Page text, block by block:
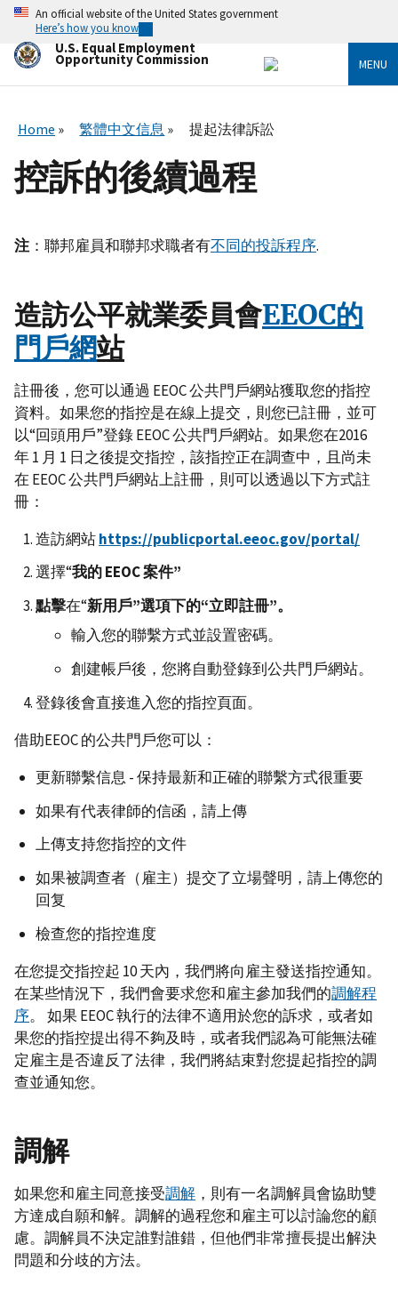
Skip
main
content
An official website of the United States government
Here’s how you know
U.S. Equal Employment
Opportunity Commission MENU
Home 繁體中文信息 提起法律訴訟
控訴的後續過程
注 ：聯邦雇員和聯邦求職者有不同的投訴程序.
造訪公平就業委員會EEOC的
門戶網站
註冊後，您可以通過 EEOC 公共門戶網站獲取您的指控
資料。如果您的指控是在線上提交，則您已註冊，並可
以“回頭用戶”登錄 EEOC 公共門戶網站。如果您在2016
年 1 月 1 日之後提交指控，該指控正在調查中，且尚未
在 EEOC 公共門戶網站上註冊，則可以透過以下方式註
冊：
造訪網站https://publicportal.eeoc.gov/portal/
選擇“我的EEOC案件”
點擊在“新用戶”選項下的“立即註冊”。
輸入您的聯繫方式並設置密碼。
創建帳戶後，您將自動登錄到公共門戶網站。
登錄後會直接進入您的指控頁面。
借助EEOC 的公共門戶您可以：
更新聯繫信息 - 保持最新和正確的聯繫方式很重要
如果有代表律師的信函，請上傳
上傳支持您指控的文件
如果被調查者（雇主）提交了立場聲明，請上傳您的
回复
檢查您的指控進度
在您提交指控起 10 天內，我們將向雇主發送指控通知。
在某些情況下，我們會要求您和雇主參加我們的調解程
序。 如果 EEOC 執行的法律不適用於您的訴求，或者如
果您的指控提出得不夠及時，或者我們認為可能無法確
定雇主是否違反了法律，我們將結束對您提起指控的調
查並通知您。
調解
如果您和雇主同意接受調解 ，則有一名調解員會協助雙
方達成自願和解。調解的過程您和雇主可以討論您的顧
慮。調解員不決定誰對誰錯，但他們非常擅長提出解決
問題和分歧的方法。